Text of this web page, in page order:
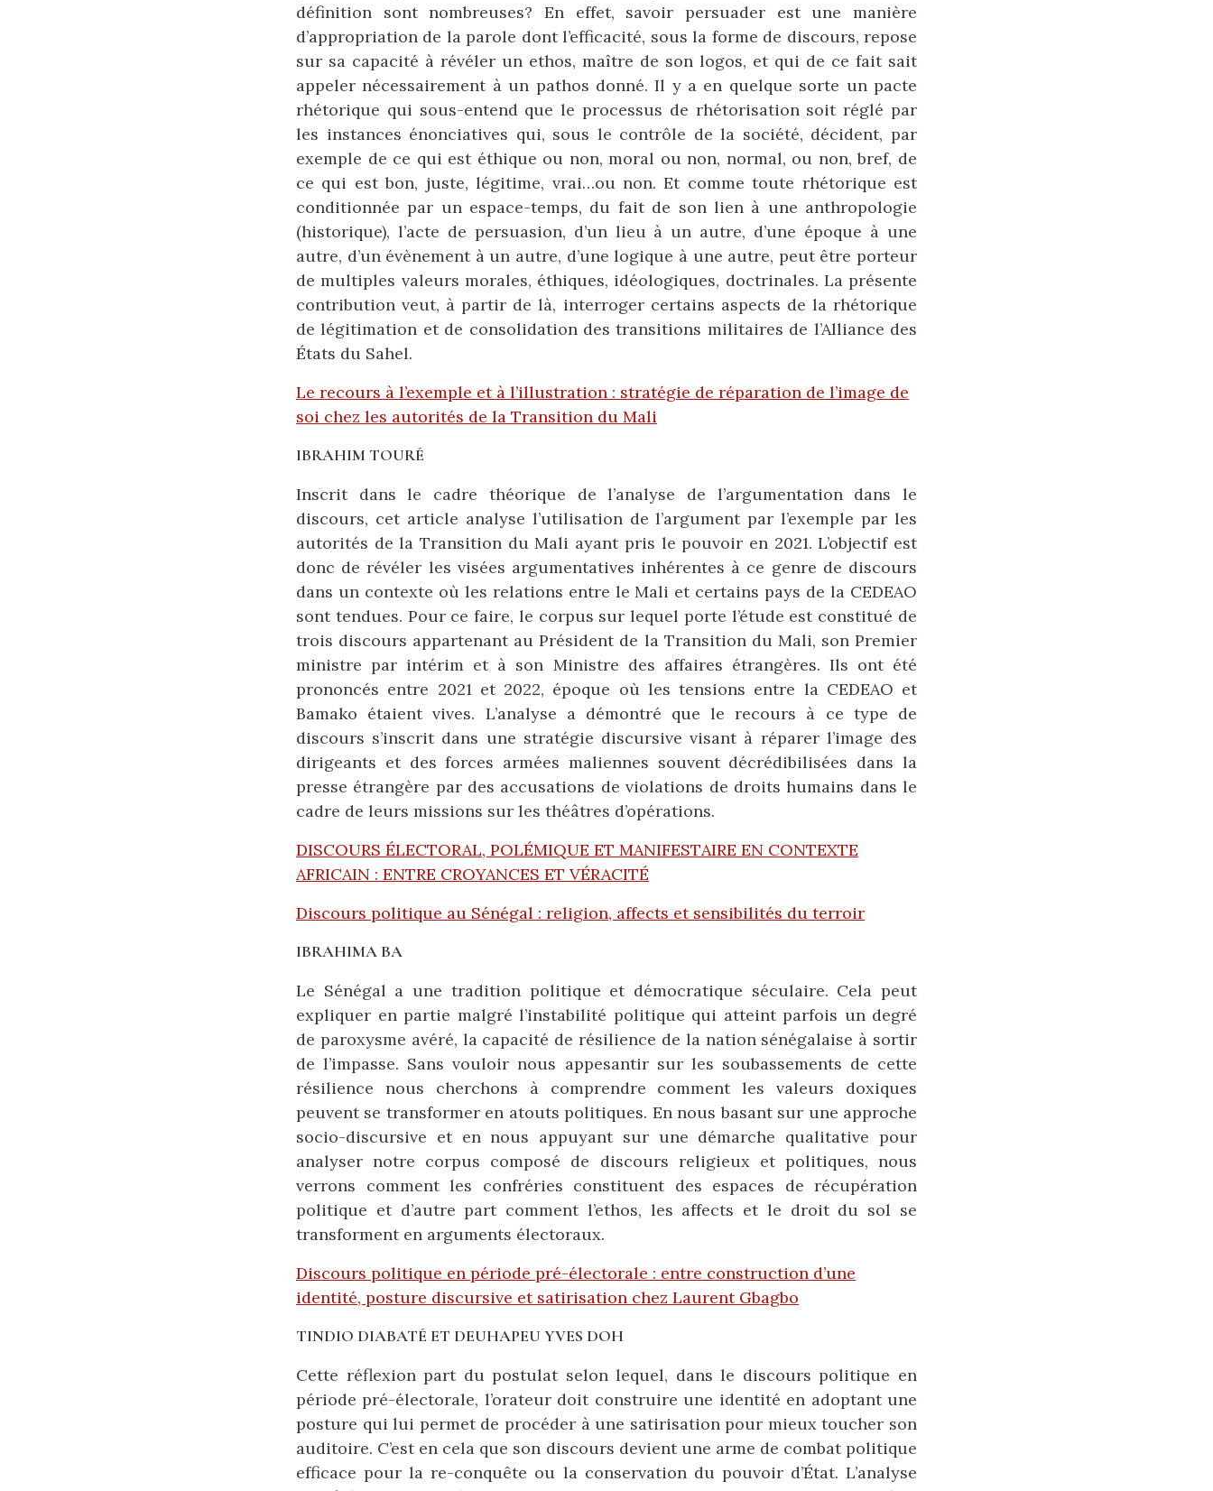
définition sont nombreuses? En effet, savoir persuader est une manière
d’appropriation de la parole dont l’efficacité, sous la forme de discours, repose
sur sa capacité à révéler un ethos, maître de son logos, et qui de ce fait sait
appeler nécessairement à un pathos donné. Il y a en quelque sorte un pacte
rhétorique qui sous-entend que le processus de rhétorisation soit réglé par
les instances énonciatives qui, sous le contrôle de la société, décident, par
exemple de ce qui est éthique ou non, moral ou non, normal, ou non, bref, de
ce qui est bon, juste, légitime, vrai…ou non. Et comme toute rhétorique est
conditionnée par un espace-temps, du fait de son lien à une anthropologie
(historique), l’acte de persuasion, d’un lieu à un autre, d’une époque à une
autre, d’un évènement à un autre, d’une logique à une autre, peut être porteur
de multiples valeurs morales, éthiques, idéologiques, doctrinales. La présente
contribution veut, à partir de là, interroger certains aspects de la rhétorique
de légitimation et de consolidation des transitions militaires de l’Alliance des
États du Sahel.
Le recours à l’exemple et à l’illustration : stratégie de réparation de l’image de
soi chez les autorités de la Transition du Mali
IBRAHIM TOURÉ
Inscrit dans le cadre théorique de l’analyse de l’argumentation dans le
discours, cet article analyse l’utilisation de l’argument par l’exemple par les
autorités de la Transition du Mali ayant pris le pouvoir en 2021. L’objectif est
donc de révéler les visées argumentatives inhérentes à ce genre de discours
dans un contexte où les relations entre le Mali et certains pays de la CEDEAO
sont tendues. Pour ce faire, le corpus sur lequel porte l’étude est constitué de
trois discours appartenant au Président de la Transition du Mali, son Premier
ministre par intérim et à son Ministre des affaires étrangères. Ils ont été
prononcés entre 2021 et 2022, époque où les tensions entre la CEDEAO et
Bamako étaient vives. L’analyse a démontré que le recours à ce type de
discours s’inscrit dans une stratégie discursive visant à réparer l’image des
dirigeants et des forces armées maliennes souvent décrédibilisées dans la
presse étrangère par des accusations de violations de droits humains dans le
cadre de leurs missions sur les théâtres d’opérations.
DISCOURS ÉLECTORAL, POLÉMIQUE ET MANIFESTAIRE EN CONTEXTE
AFRICAIN : ENTRE CROYANCES ET VÉRACITÉ
Discours politique au Sénégal : religion, affects et sensibilités du terroir
IBRAHIMA BA
Le Sénégal a une tradition politique et démocratique séculaire. Cela peut
expliquer en partie malgré l’instabilité politique qui atteint parfois un degré
de paroxysme avéré, la capacité de résilience de la nation sénégalaise à sortir
de l’impasse. Sans vouloir nous appesantir sur les soubassements de cette
résilience nous cherchons à comprendre comment les valeurs doxiques
peuvent se transformer en atouts politiques. En nous basant sur une approche
socio-discursive et en nous appuyant sur une démarche qualitative pour
analyser notre corpus composé de discours religieux et politiques, nous
verrons comment les confréries constituent des espaces de récupération
politique et d’autre part comment l’ethos, les affects et le droit du sol se
transforment en arguments électoraux.
Discours politique en période pré-électorale : entre construction d’une
identité, posture discursive et satirisation chez Laurent Gbagbo
TINDIO DIABATÉ ET DEUHAPEU YVES DOH
Cette réflexion part du postulat selon lequel, dans le discours politique en
période pré-électorale, l’orateur doit construire une identité en adoptant une
posture qui lui permet de procéder à une satirisation pour mieux toucher son
auditoire. C’est en cela que son discours devient une arme de combat politique
efficace pour la re-conquête ou la conservation du pouvoir d’État. L’analyse